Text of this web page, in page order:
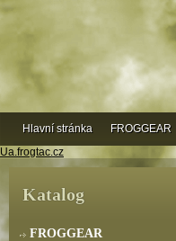
Ua.frogtac.cz
Katalog
FROGGEAR
Hlavní stránka FROGGEAR